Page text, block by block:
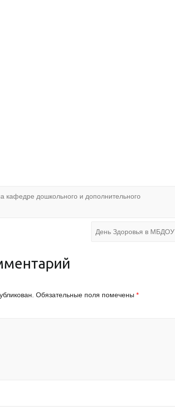
кафедре дошкольного и дополнительного
День Здоровья в МБДОУ
Обязательные поля помечены*